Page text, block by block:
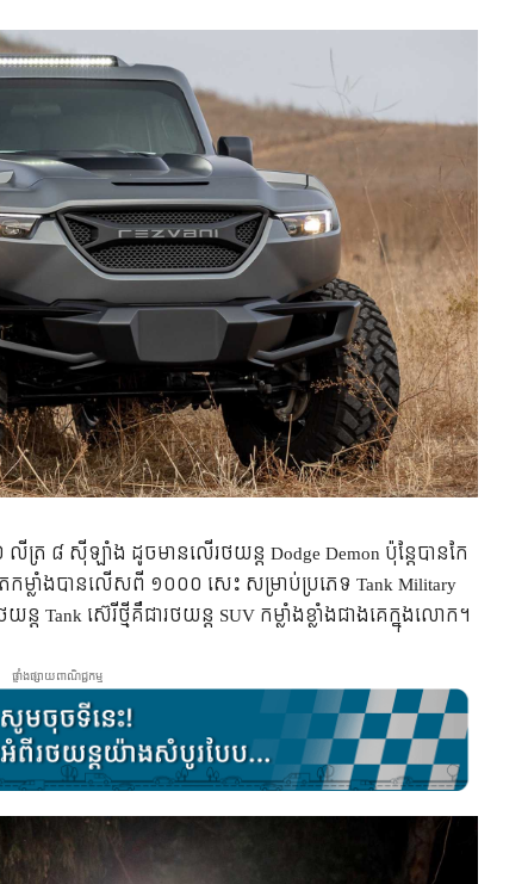
រ ៨ ស៊ីឡាំង​ ដូច​មាន​លើ​រថយន្ត Dodge Demon ប៉ុន្តែ​បាន​កែ​
លាំង​បាន​​លើស​ពី ១០០០ សេះ សម្រាប់​ប្រភេទ Tank Military
Tank ស៊េរី​ថ្មី​គឺ​ជា​រថយន្ត SUV កម្លាំង​ខ្លាំង​ជាង​គេ​ក្នុង​លោក។
ផ្ទាំងផ្សាយពាណិជ្ជកម្ម